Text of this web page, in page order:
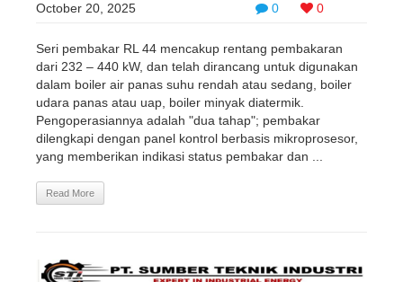
0 0
October 20, 2025
Seri pembakar RL 44 mencakup rentang pembakaran
dari 232 – 440 kW, dan telah dirancang untuk digunakan
dalam boiler air panas suhu rendah atau sedang, boiler
udara panas atau uap, boiler minyak diatermik.
Pengoperasiannya adalah "dua tahap"; pembakar
dilengkapi dengan panel kontrol berbasis mikroprosesor,
yang memberikan indikasi status pembakar dan ...
Read More